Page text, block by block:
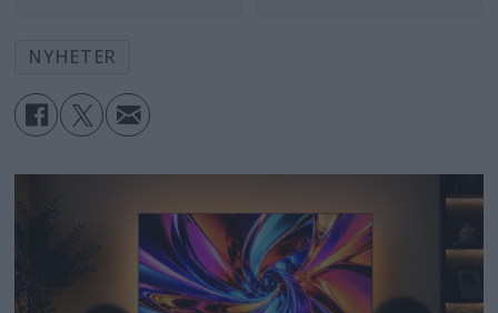
NYHETER